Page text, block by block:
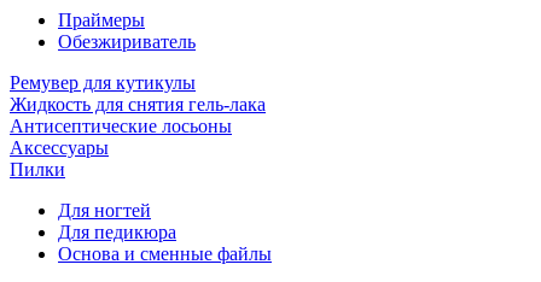
Праймеры
Обезжириватель
Ремувер для кутикулы
Жидкость для снятия гель-лака
Антисептические лосьоны
Аксессуары
Пилки
Для ногтей
Для педикюра
Основа и сменные файлы